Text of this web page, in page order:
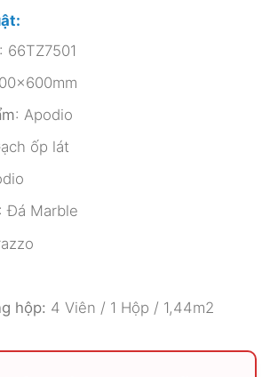
: 66TZ7501
: Apodio
ốp lát
: Đá Marble
hộp: 4 Viên / 1 Hộp / 1,44m2